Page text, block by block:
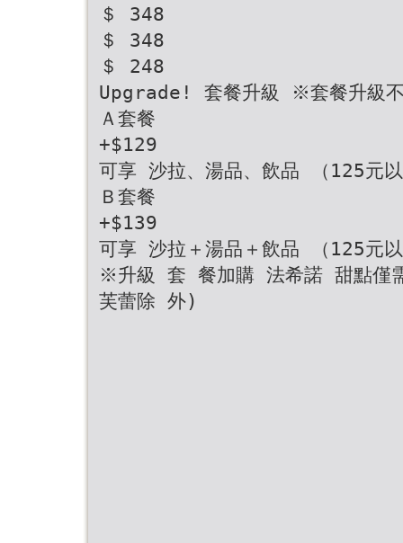
＄ 348
＄ 348
＄ 248
Upgrade! 套餐升級 ※套餐升級不
Ａ套餐
+$129
可享 沙拉、湯品、飲品 （125元
Ｂ套餐
+$139
可享 沙拉＋湯品＋飲品 （125元
※升級 套 餐加購 法希諾 甜點
芙蕾除 外)